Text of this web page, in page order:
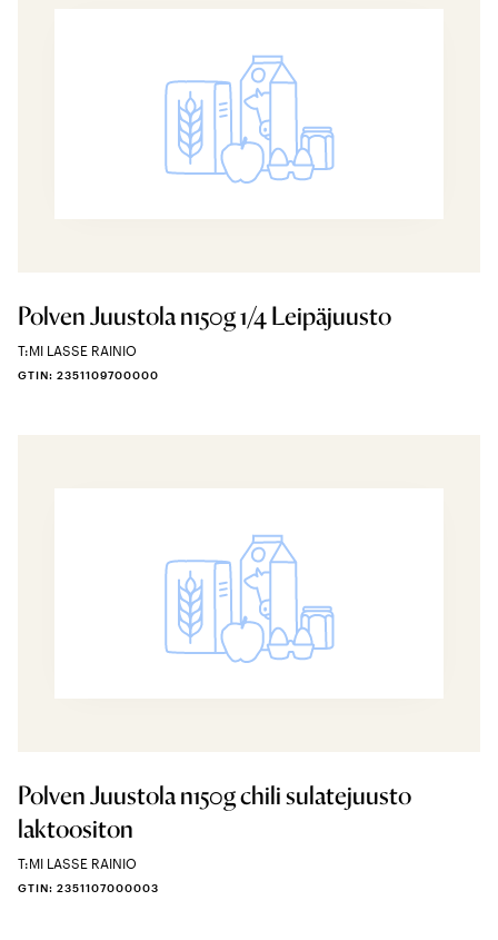
Polven Juustola n150g 1/4 Leipäjuusto
T:MI LASSE RAINIO
GTIN: 2351109700000
Polven Juustola n150g chili sulatejuusto
laktoositon
T:MI LASSE RAINIO
GTIN: 2351107000003